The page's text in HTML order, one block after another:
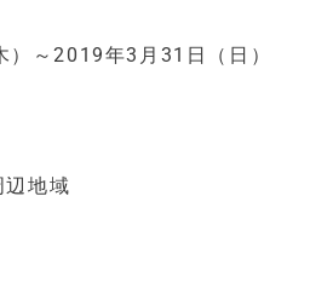
～2019年3月31日（日）
辺地域